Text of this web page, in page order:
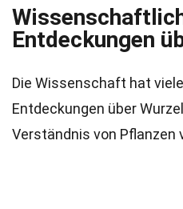
Entdeckungen
Die Wissenschaft hat
Entdeckungen über
Verständnis von Pflanzen